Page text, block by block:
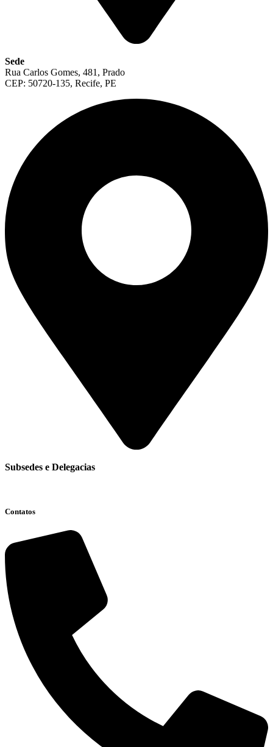
Sede
Rua Carlos Gomes, 481, Prado
CEP: 50720-135, Recife, PE
Subsedes e Delegacias
Contatos